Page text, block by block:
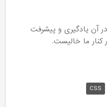
آن یادگیری و پیشرفت
ما خالیست.
CSS